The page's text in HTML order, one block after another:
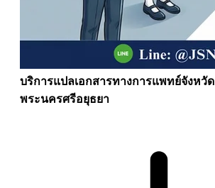
บริการแปลเอกสารทางการแพทย์จังหวัด
พระนครศรีอยุธยา